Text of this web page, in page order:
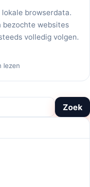
browserdata.
websites
volledig volgen.
lezen
Zoek